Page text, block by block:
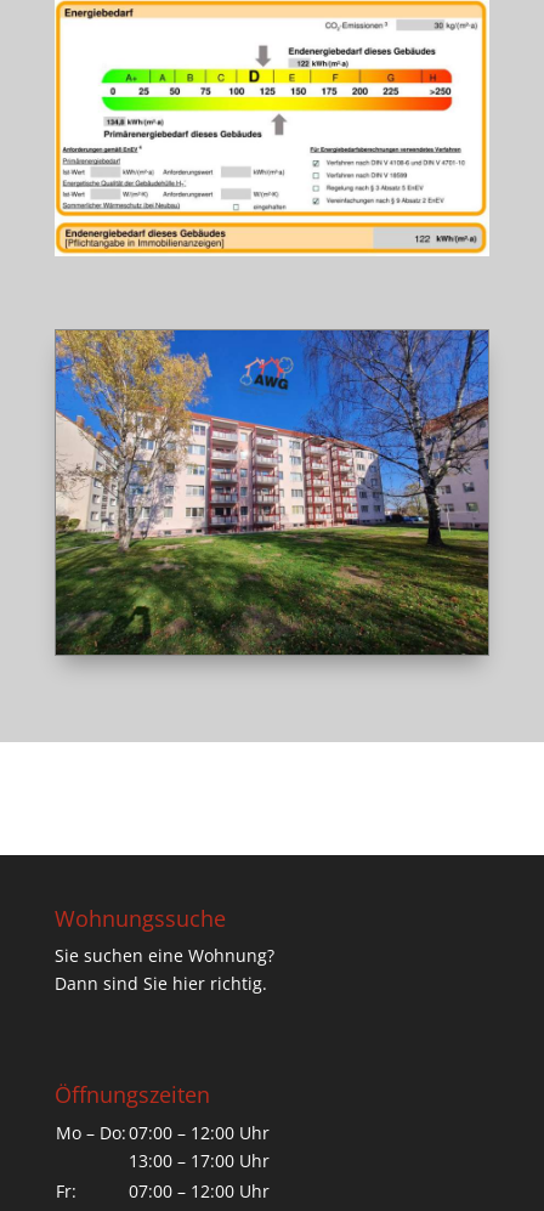
Wohnungssuche
Sie suchen eine Wohnung?
Dann sind Sie hier richtig.
Öffnungszeiten
Mo – Do:07:00 – 12:00 Uhr
13:00 – 17:00 Uhr
Fr:
07:00 – 12:00 Uhr